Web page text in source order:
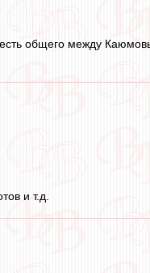
общего между
и т.д.